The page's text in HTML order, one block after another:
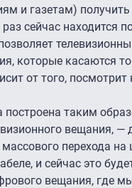
и газетам)
сейчас находится
которые касаются
от того,
таким
вещания,
перехода
и сейчас это
вещания, где